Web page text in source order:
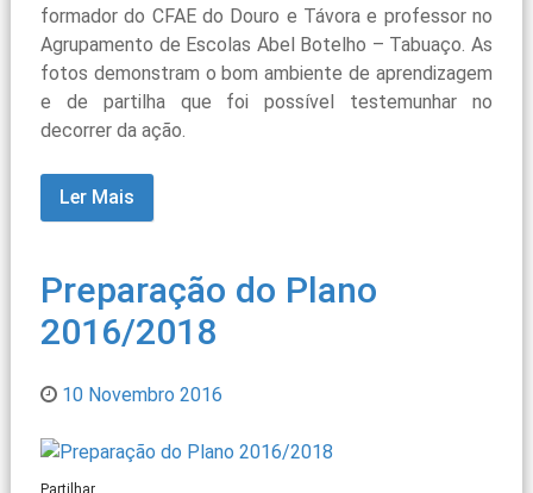
formador do CFAE do Douro e Távora e professor no
Agrupamento de Escolas Abel Botelho – Tabuaço. As
fotos demonstram o bom ambiente de aprendizagem
e de partilha que foi possível testemunhar no
decorrer da ação.
Ler Mais
Preparação do Plano
2016/2018
10 Novembro 2016